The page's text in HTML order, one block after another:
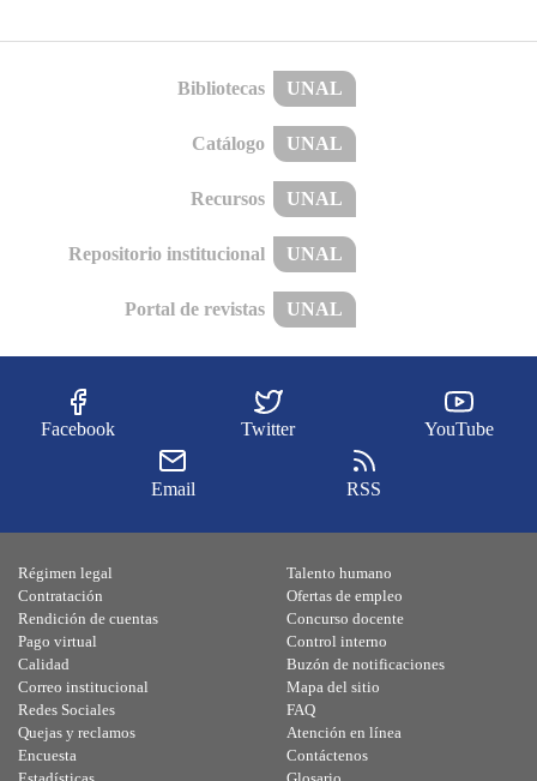
Bibliotecas UNAL
Catálogo UNAL
Recursos UNAL
Repositorio institucional UNAL
Portal de revistas UNAL
Facebook Twitter YouTube
Email RSS
Régimen legal
Contratación
Rendición de cuentas
Pago virtual
Calidad
Talento humano
Ofertas de empleo
Concurso docente
Control interno
Buzón de notificaciones
Correo institucional
Redes Sociales
Quejas y reclamos
Encuesta
Mapa del sitio
FAQ
Atención en línea
Contáctenos